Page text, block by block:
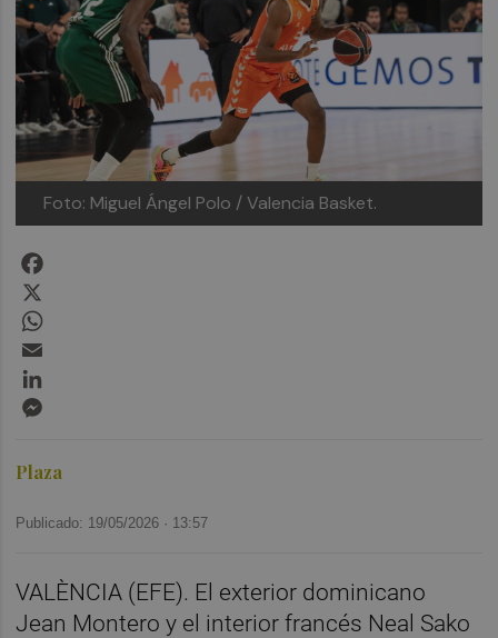
Foto: Miguel Ángel Polo / Valencia Basket.
Plaza
Publicado: 19/05/2026 · 13:57
VALÈNCIA (EFE). El exterior dominicano
Jean Montero y el interior francés Neal Sako